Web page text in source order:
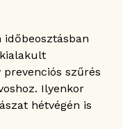
prevenciós szűrés
Ilyenkor
hétvégén is